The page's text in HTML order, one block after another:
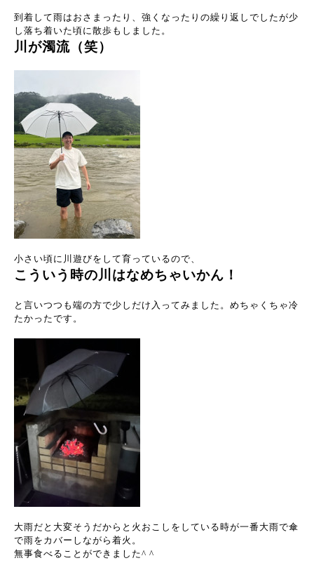
到着して雨はおさまったり、強くなったりの繰り返しでしたが少
し落ち着いた頃に散歩もしました。
川が濁流（笑）
小さい頃に川遊びをして育っているので、
こういう時の川はなめちゃいかん！
と言いつつも端の方で少しだけ入ってみました。めちゃくちゃ冷
たかったです。
大雨だと大変そうだからと火おこしをしている時が一番大雨で傘
で雨をカバーしながら着火。
無事食べることができました^ ^